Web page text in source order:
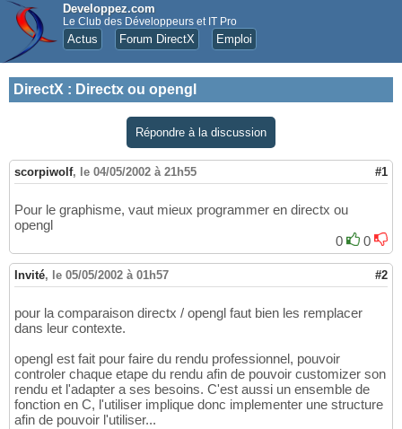
Developpez.com
Le Club des Développeurs et IT Pro
Actus Forum DirectX Emploi
DirectX : Directx ou opengl
Répondre à la discussion
scorpiwolf, le 04/05/2002 à 21h55 #1
Pour le graphisme, vaut mieux programmer en directx ou
opengl
0
0
Invité, le 05/05/2002 à 01h57 #2
pour la comparaison directx / opengl faut bien les remplacer
dans leur contexte.
opengl est fait pour faire du rendu professionnel, pouvoir
controler chaque etape du rendu afin de pouvoir customizer son
rendu et l'adapter a ses besoins. C'est aussi un ensemble de
fonction en C, l'utiliser implique donc implementer une structure
afin de pouvoir l'utiliser...